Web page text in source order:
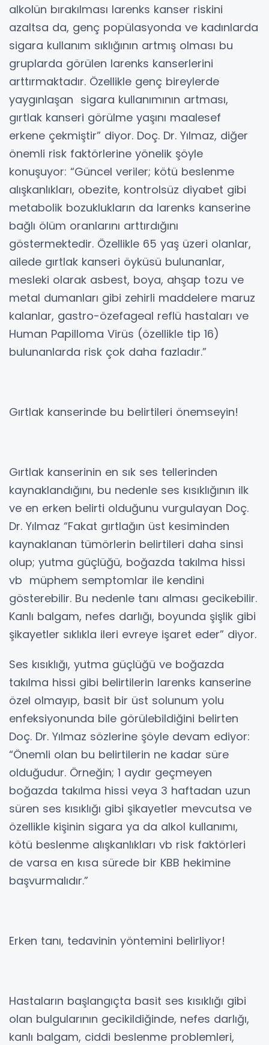
alkolün bırakılması larenks kanser riskini
azaltsa da, genç popülasyonda ve kadınlarda
sigara kullanım sıklığının artmış olması bu
gruplarda görülen larenks kanserlerini
arttırmaktadır. Özellikle genç bireylerde
yaygınlaşan sigara kullanımının artması,
gırtlak kanseri görülme yaşını maalesef
erkene çekmiştir” diyor. Doç. Dr. Yılmaz, diğer
önemli risk faktörlerine yönelik şöyle
konuşuyor: “Güncel veriler; kötü beslenme
alışkanlıkları, obezite, kontrolsüz diyabet gibi
metabolik bozuklukların da larenks kanserine
bağlı ölüm oranlarını arttırdığını
göstermektedir. Özellikle 65 yaş üzeri olanlar,
ailede gırtlak kanseri öyküsü bulunanlar,
mesleki olarak asbest, boya, ahşap tozu ve
metal dumanları gibi zehirli maddelere maruz
kalanlar, gastro-özefageal reflü hastaları ve
Human Papilloma Virüs (özellikle tip 16)
bulunanlarda risk çok daha fazladır.”
Gırtlak kanserinde bu belirtileri önemseyin!
Gırtlak kanserinin en sık ses tellerinden
kaynaklandığını, bu nedenle ses kısıklığının ilk
ve en erken belirti olduğunu vurgulayan Doç.
Dr. Yılmaz “Fakat gırtlağın üst kesiminden
kaynaklanan tümörlerin belirtileri daha sinsi
olup; yutma güçlüğü, boğazda takılma hissi
vb müphem semptomlar ile kendini
gösterebilir. Bu nedenle tanı alması gecikebilir.
Kanlı balgam, nefes darlığı, boyunda şişlik gibi
şikayetler sıklıkla ileri evreye işaret eder” diyor.
Ses kısıklığı, yutma güçlüğü ve boğazda
takılma hissi gibi belirtilerin larenks kanserine
özel olmayıp, basit bir üst solunum yolu
enfeksiyonunda bile görülebildiğini belirten
Doç. Dr. Yılmaz sözlerine şöyle devam ediyor:
“Önemli olan bu belirtilerin ne kadar süre
olduğudur. Örneğin; 1 aydır geçmeyen
boğazda takılma hissi veya 3 haftadan uzun
süren ses kısıklığı gibi şikayetler mevcutsa ve
özellikle kişinin sigara ya da alkol kullanımı,
kötü beslenme alışkanlıkları vb risk faktörleri
de varsa en kısa sürede bir KBB hekimine
başvurmalıdır.”
Erken tanı, tedavinin yöntemini belirliyor!
Hastaların başlangıçta basit ses kısıklığı gibi
olan bulgularının gecikildiğinde, nefes darlığı,
kanlı balgam, ciddi beslenme problemleri,